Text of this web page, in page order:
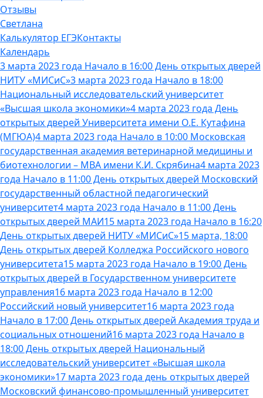
Отзывы
Светлана
Калькулятор ЕГЭКонтакты
Календарь
3 марта 2023 года Начало в 16:00 День открытых дверей
НИТУ «МИСиС»3 марта 2023 года Начало в 18:00
Национальный исследовательский университет
«Высшая школа экономики»4 марта 2023 года День
открытых дверей Университета имени О.Е. Кутафина
(МГЮА)4 марта 2023 года Начало в 10:00 Московская
государственная академия ветеринарной медицины и
биотехнологии – МВА имени К.И. Скрябина4 марта 2023
года Начало в 11:00 День открытых дверей Московский
государственный областной педагогический
университет4 марта 2023 года Начало в 11:00 День
открытых дверей МАИ15 марта 2023 года Начало в 16:20
День открытых дверей НИТУ «МИСиС»15 марта, 18:00
День открытых дверей Колледжа Российского нового
университета15 марта 2023 года Начало в 19:00 День
открытых дверей в Государственном университете
управления16 марта 2023 года Начало в 12:00
Российский новый университет16 марта 2023 года
Начало в 17:00 День открытых дверей Академия труда и
социальных отношений16 марта 2023 года Начало в
18:00 День открытых дверей Национальный
исследовательский университет «Высшая школа
экономики»17 марта 2023 года день открытых дверей
Московский финансово-промышленный университет